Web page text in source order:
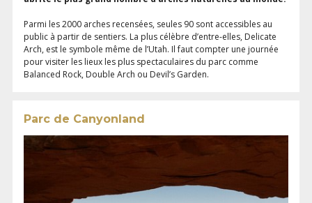
Parmi les 2000 arches recensées, seules 90 sont accessibles au
public à partir de sentiers. La plus célèbre d’entre-elles, Delicate
Arch, est le symbole même de l’Utah. Il faut compter une journée
pour visiter les lieux les plus spectaculaires du parc comme
Balanced Rock, Double Arch ou Devil’s Garden.
Parc de Canyonland